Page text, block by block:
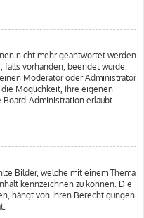
nicht mehr geantwortet werden
falls vorhanden, beendet wurde.
Moderator oder Administrator
Möglichkeit, Ihre eigenen
Board-Administration erlaubt
Bilder, welche mit einem Thema
kennzeichnen zu können. Die
hängt von Ihren Berechtigungen